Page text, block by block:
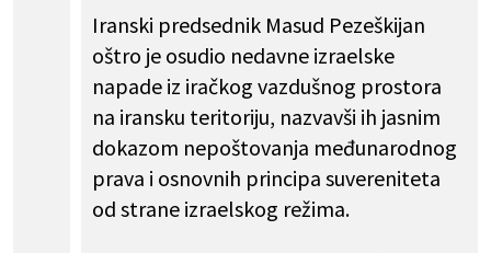
Iranski predsednik Masud Pezeškijan
oštro je osudio nedavne izraelske
napade iz iračkog vazdušnog prostora
na iransku teritoriju, nazvavši ih jasnim
dokazom nepoštovanja međunarodnog
prava i osnovnih principa suvereniteta
od strane izraelskog režima.